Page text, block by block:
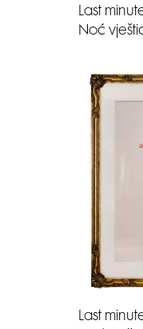
Last
Noć
Last